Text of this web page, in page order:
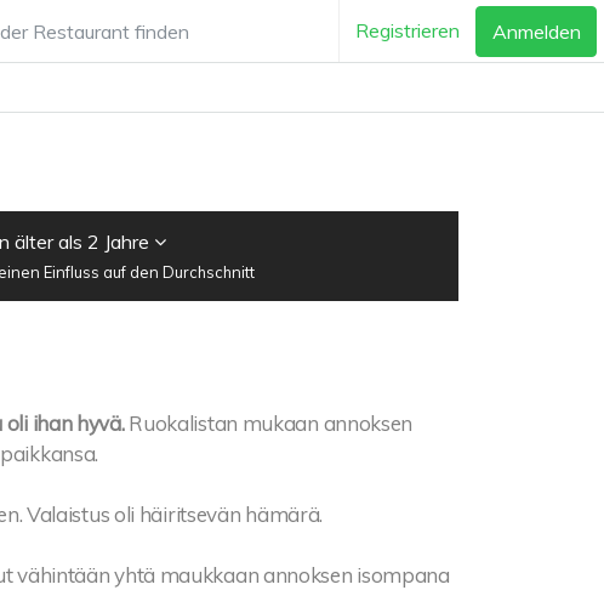
Registrieren Anmelden
älter als 2 Jahre
Einfluss auf den Durchschnitt
ihan hyvä. Ruokalistan mukaan annoksen
Valaistus oli häiritsevän hämärä.
vähintään yhtä maukkaan annoksen isompana